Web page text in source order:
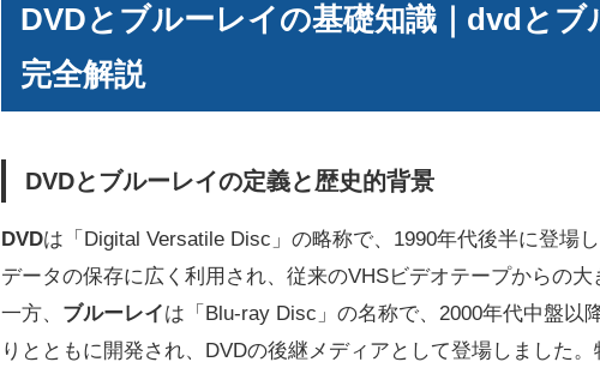
DVDとブルーレイの基礎知識｜dvdと
完全解説
DVDとブルーレイの定義と歴史的背景
DVDは「Digital Versatile Disc」の略称で、1990年代後半に登場
データの保存に広く利用され、従来のVHSビデオテープからの大
一方、 ブルーレイは「Blu-ray Disc」の名称で、2000年代中盤以
りとともに開発され、DVDの後継メディアとして登場しました